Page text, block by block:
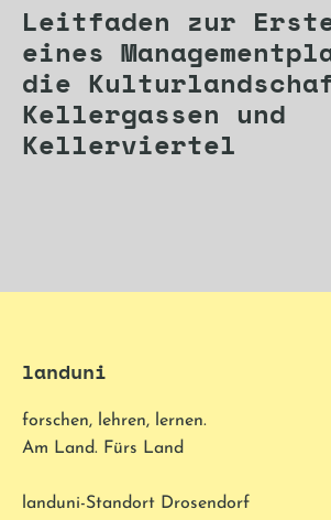
Leitfaden zur
eines
die
Kellergassen und
Kellerviertel
landuni
forschen, lehren, lernen.
Am Land. Fürs Land
landuni-Standort Drosendorf